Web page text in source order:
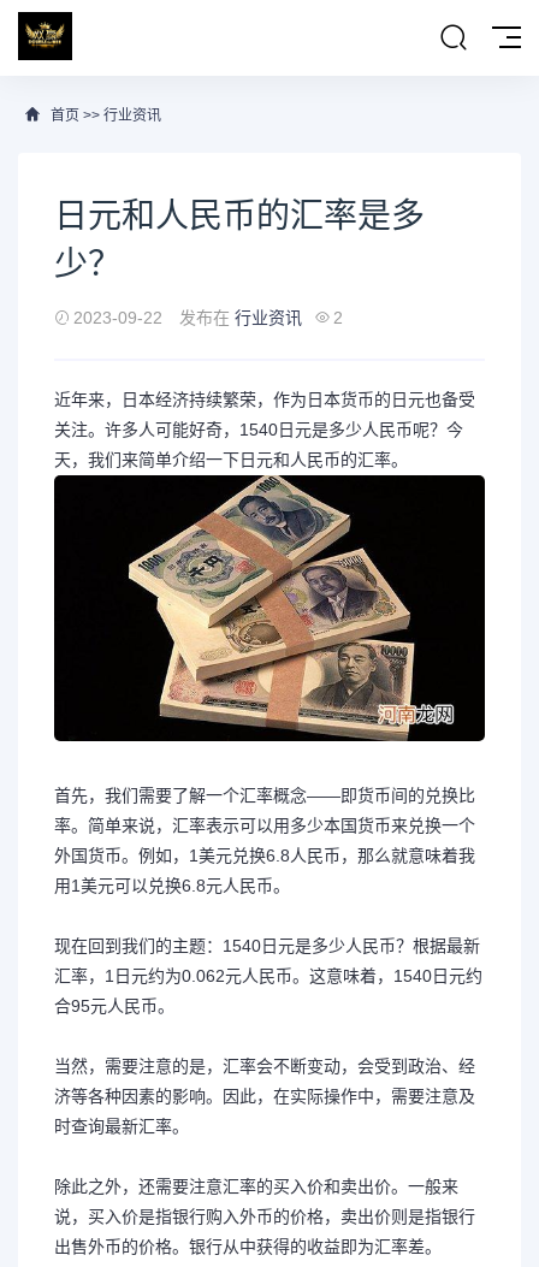
首页 >> 行业资讯
日元和人民币的汇率是多
少？
2023-09-22 发布在 行业资讯 2
近年来，日本经济持续繁荣，作为日本货币的日元也备受
关注。许多人可能好奇，1540日元是多少人民币呢？今
天，我们来简单介绍一下日元和人民币的汇率。
首先，我们需要了解一个汇率概念——即货币间的兑换比
率。简单来说，汇率表示可以用多少本国货币来兑换一个
外国货币。例如，1美元兑换6.8人民币，那么就意味着我
用1美元可以兑换6.8元人民币。
现在回到我们的主题：1540日元是多少人民币？根据最新
汇率，1日元约为0.062元人民币。这意味着，1540日元约
合95元人民币。
当然，需要注意的是，汇率会不断变动，会受到政治、经
济等各种因素的影响。因此，在实际操作中，需要注意及
时查询最新汇率。
除此之外，还需要注意汇率的买入价和卖出价。一般来
说，买入价是指银行购入外币的价格，卖出价则是指银行
出售外币的价格。银行从中获得的收益即为汇率差。